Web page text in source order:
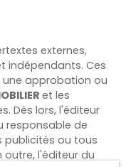
externes,
indépendants. Ces
une approbation ou
et les
Dès lors, l'éditeur
responsable de
publicités ou tous
outre, l'éditeur du